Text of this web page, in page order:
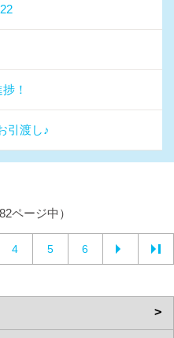
！
引渡し♪
ページ中）
4 5 6